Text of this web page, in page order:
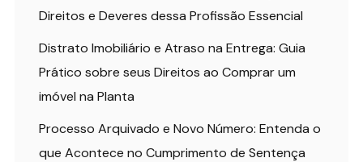
Direitos e Deveres dessa Profissão Essencial
Distrato Imobiliário e Atraso na Entrega: Guia
Prático sobre seus Direitos ao Comprar um
imóvel na Planta
Processo Arquivado e Novo Número: Entenda o
que Acontece no Cumprimento de Sentença